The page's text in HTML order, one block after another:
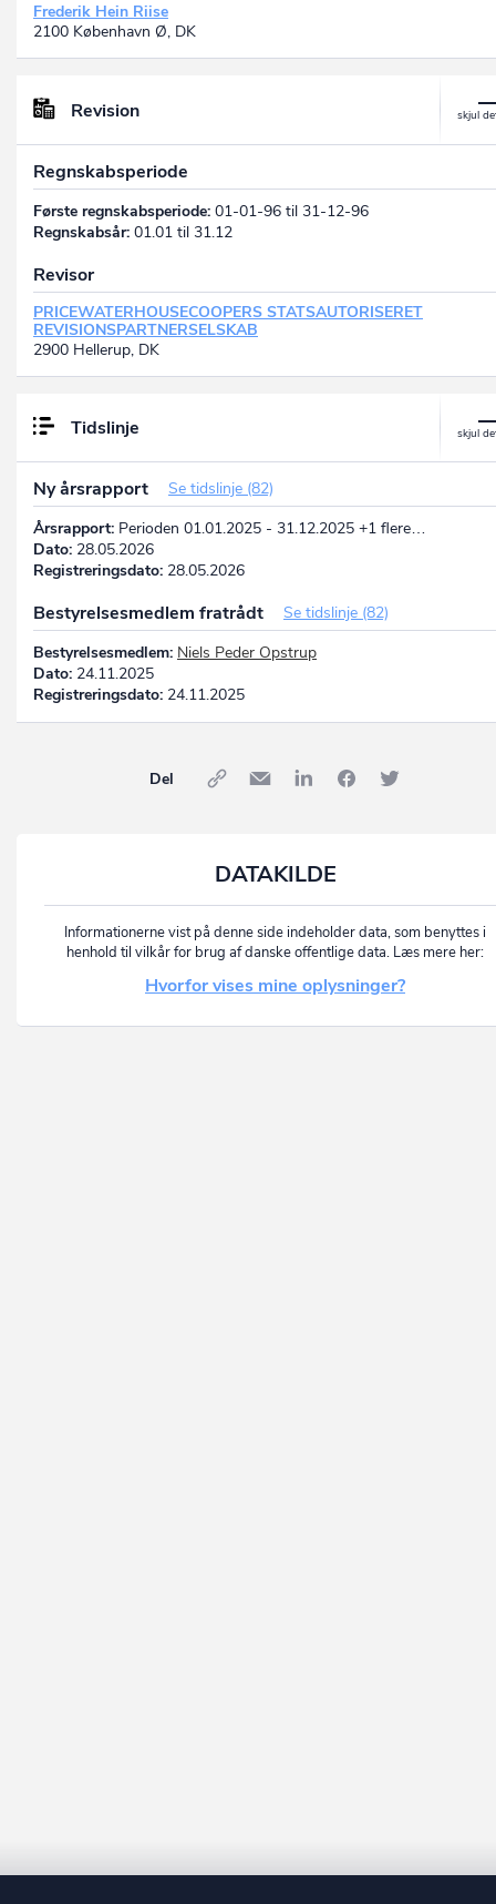
Frederik Hein Riise
2100 København Ø, DK
Revision
Regnskabsperiode
Første regnskabsperiode: 01-01-96 til 31-12-96
Regnskabsår: 01.01 til 31.12
Revisor
PRICEWATERHOUSECOOPERS STATSAUTORISERET
REVISIONSPARTNERSELSKAB
2900 Hellerup, DK
Tidslinje
Ny årsrapport
Se tidslinje (82)
Årsrapport: Perioden 01.01.2025 - 31.12.2025 +1 flere…
Dato: 28.05.2026
Registreringsdato: 28.05.2026
Bestyrelsesmedlem fratrådt
Se tidslinje (82)
Bestyrelsesmedlem: Niels Peder Opstrup
Dato: 24.11.2025
Registreringsdato: 24.11.2025
Del
DATAKILDE
Informationerne vist på denne side indeholder data, som benyttes i
henhold til vilkår for brug af danske offentlige data. Læs mere her:
Hvorfor vises mine oplysninger?